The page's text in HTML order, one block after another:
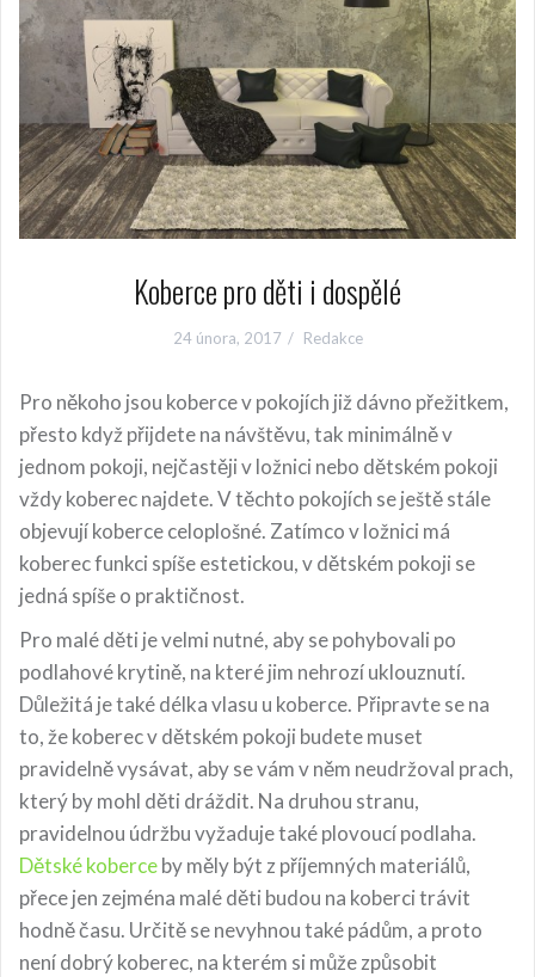
Koberce pro děti i dospělé
24 února, 2017 Redakce
Pro někoho jsou koberce v pokojích již dávno přežitkem,
přesto když přijdete na návštěvu, tak minimálně v
jednom pokoji, nejčastěji v ložnici nebo dětském pokoji
vždy koberec najdete. V těchto pokojích se ještě stále
objevují koberce celoplošné. Zatímco v ložnici má
koberec funkci spíše estetickou, v dětském pokoji se
jedná spíše o praktičnost.
Pro malé děti je velmi nutné, aby se pohybovali po
podlahové krytině, na které jim nehrozí uklouznutí.
Důležitá je také délka vlasu u koberce. Připravte se na
to, že koberec v dětském pokoji budete muset
pravidelně vysávat, aby se vám v něm neudržoval prach,
který by mohl děti dráždit. Na druhou stranu,
pravidelnou údržbu vyžaduje také plovoucí podlaha.
Dětské koberceby měly být z příjemných materiálů,
přece jen zejména malé děti budou na koberci trávit
hodně času. Určitě se nevyhnou také pádům, a proto
není dobrý koberec, na kterém si může způsobit